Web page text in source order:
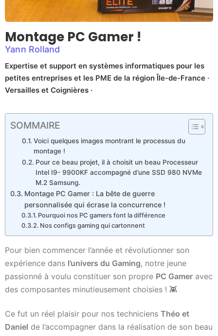
Montage PC Gamer !
Yann Rolland
Expertise et support en systèmes informatiques pour les
petites entreprises et les PME de la région Île-de-France ·
Versailles et Coignières ·
SOMMAIRE
Voici quelques images montrant le processus du
montage !
Pour ce beau projet, il à choisit un beau Processeur
Intel I9- 9900KF accompagné d’une SSD 980 NVMe
M.2 Samsung.
Montage PC Gamer : La bête de guerre
personnalisée qui écrase la concurrence !
Pourquoi nos PC gamers font la différence
Nos configs gaming qui cartonnent
Pour bien commencer l’année et révolutionner son
expérience dans l’univers du Gaming, notre jeune
passionné à voulu constituer son propre PC Gamer avec
des composantes minutieusement choisies ! 👾
Ce fut un réel plaisir pour nos techniciens Théo et
Daniel de l’accompagner dans la réalisation de son beau